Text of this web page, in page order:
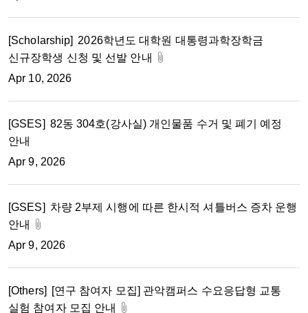
[Scholarship] 2026학년도 대학원 대통령과학장학금
신규장학생 신청 및 선발 안내
Apr 10, 2026
[GSES] 82동 304호(강사실) 개인물품 수거 및 폐기 예정
안내
Apr 9, 2026
[GSES] 차량 2부제 시행에 따른 한시적 셔틀버스 증차 운행
안내
Apr 9, 2026
[Others]
[연구 참여자 모집] 관악캠퍼스 수요응답형 교통
실험 참여자 모집 안내